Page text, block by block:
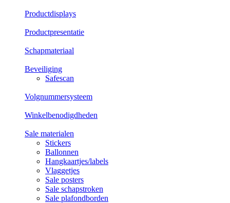
Productdisplays
Productpresentatie
Schapmateriaal
Beveiliging
Safescan
Volgnummersysteem
Winkelbenodigdheden
Sale materialen
Stickers
Ballonnen
Hangkaartjes/labels
Vlaggetjes
Sale posters
Sale schapstroken
Sale plafondborden